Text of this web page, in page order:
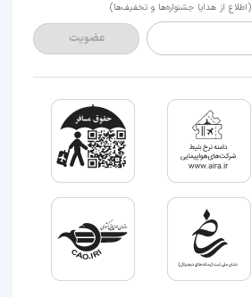
(اطلاع از هدایا جشنواره‌ها و تخفیف‌ها)
عضویت